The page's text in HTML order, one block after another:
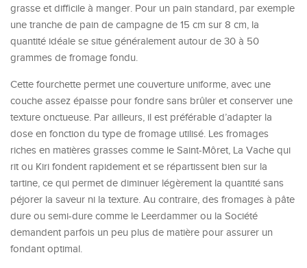
grasse et difficile à manger. Pour un pain standard, par exemple
une tranche de pain de campagne de 15 cm sur 8 cm, la
quantité idéale se situe généralement autour de 30 à 50
grammes de fromage fondu.
Cette fourchette permet une couverture uniforme, avec une
couche assez épaisse pour fondre sans brûler et conserver une
texture onctueuse. Par ailleurs, il est préférable d’adapter la
dose en fonction du type de fromage utilisé. Les fromages
riches en matières grasses comme le Saint-Môret, La Vache qui
rit ou Kiri fondent rapidement et se répartissent bien sur la
tartine, ce qui permet de diminuer légèrement la quantité sans
péjorer la saveur ni la texture. Au contraire, des fromages à pâte
dure ou semi-dure comme le Leerdammer ou la Société
demandent parfois un peu plus de matière pour assurer un
fondant optimal.